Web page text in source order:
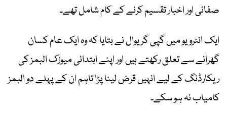
صفائی اور اخبار تقسیم کرنے کے کام شامل تھے۔
ایک انٹرویو میں گپی گریوال نے بتایا کہ وہ ایک عام کسان
گھرانے سے تعلق رکھتے ہیں اور اپنے ابتدائی میوزک البمز کی
ریکارڈنگ کے لیے انہیں قرض لینا پڑا تاہم ان کے پہلے دو البمز
کامیاب نہ ہو سکے۔